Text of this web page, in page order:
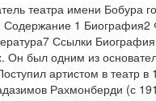
театра имени Бобура
Содержание 1
Ссылки
был одним из
артистом в театр
Рахмонберди (с